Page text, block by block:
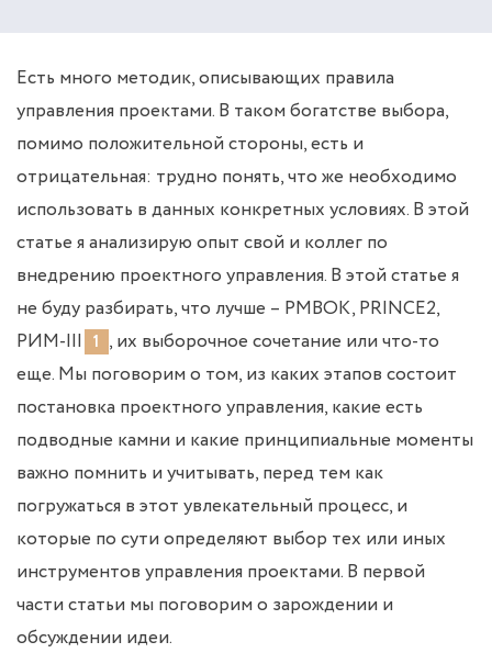
Есть много методик, описывающих правила
управления проектами. В таком богатстве выбора,
помимо положительной стороны, есть и
отрицательная: трудно понять, что же необходимо
использовать в данных конкретных условиях. В этой
статье я анализирую опыт свой и коллег по
внедрению проектного управления. В этой статье я
не буду разбирать, что лучше – PMBOK, PRINCE2,
РИМ-III 1 , их выборочное сочетание или что-то
еще. Мы поговорим о том, из каких этапов состоит
постановка проектного управления, какие есть
подводные камни и какие принципиальные моменты
важно помнить и учитывать, перед тем как
погружаться в этот увлекательный процесс, и
которые по сути определяют выбор тех или иных
инструментов управления проектами. В первой
части статьи мы поговорим о зарождении и
обсуждении идеи.